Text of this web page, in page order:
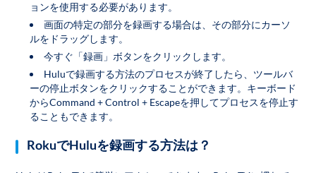
ョンを使用する必要があります。
画面の特定の部分を録画する場合は、その部分にカーソ
ルをドラッグします。
今すぐ「録画」ボタンをクリックします。
Huluで録画する方法のプロセスが終了したら、ツールバ
ーの停止ボタンをクリックすることができます。キーボード
からCommand + Control + Escapeを押してプロセスを停止す
ることもできます。
RokuでHuluを録画する方法は？